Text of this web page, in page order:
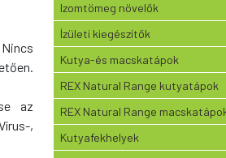
az
,
Izomtömeg növelők
Ízületi kiegészítők
Kutya-és macskatápok
REX Natural Range kutyatápok
REX Natural Range
Kutyafekhelyek